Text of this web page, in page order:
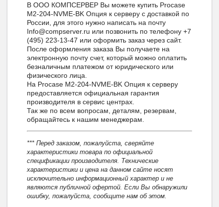
В ООО КОМПСЕРВЕР Вы можете купить Procase
M2-204-NVME-BK Опция к серверу с доставкой по
России, для этого нужно написать на почту
Info@compserver.ru или позвонить по телефону +7
(495) 223-13-47 или оформить заказ через сайт.
После оформления заказа Вы получаете на
электронную почту счет, который можно оплатить
безналичным платежом от юридического или
физического лица.
На Procase M2-204-NVME-BK Опция к серверу
предоставляется официальная гарантия
производителя в сервис центрах.
Так же по всем вопросам, деталям, резервам,
обращайтесь к нашим менеджерам.
*** Перед заказом, пожалуйста, сверяйте
характеристики товара по официальной
спецификации производителя. Технические
характеристики и цена на данном сайте носят
исключительно информационный характер и не
являются публичной офертой. Если Вы обнаружили
ошибку, пожалуйста, сообщите нам об этом.